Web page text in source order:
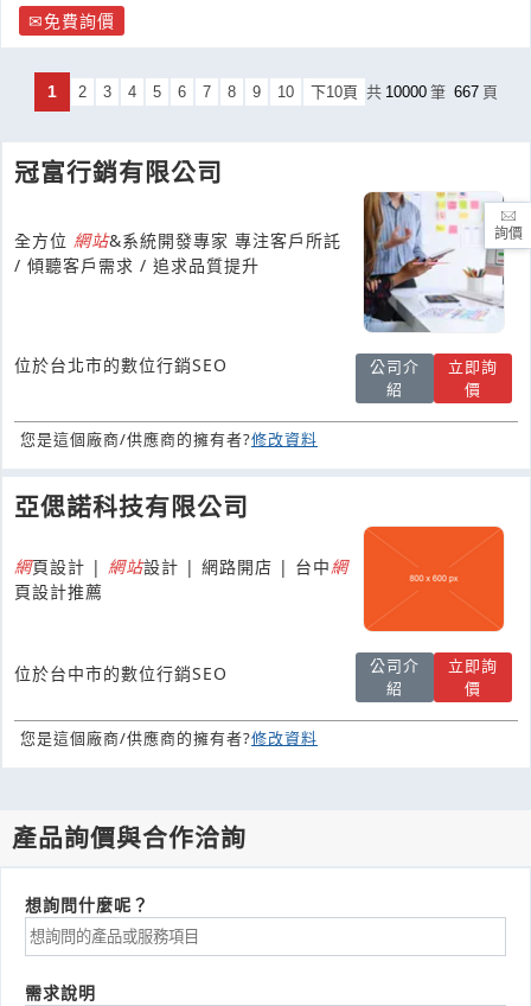
免費詢價
1 2 3 4 5 6 7 8 9 10 下10頁 共 10000 筆 667 頁
冠富行銷有限公司
全方位 網站&系統開發專家 專注客戶所託
/ 傾聽客戶需求 / 追求品質提升
位於台北市的數位行銷SEO
公司介
紹
立即詢
價
您是這個廠商/供應商的擁有者?修改資料
亞偲諾科技有限公司
網頁設計 | 網站設計 | 網路開店 | 台中網
頁設計推薦
位於台中市的數位行銷SEO
公司介
紹
立即詢
價
您是這個廠商/供應商的擁有者?修改資料
產品詢價與合作洽詢
想詢問什麼呢？
需求說明
詢價